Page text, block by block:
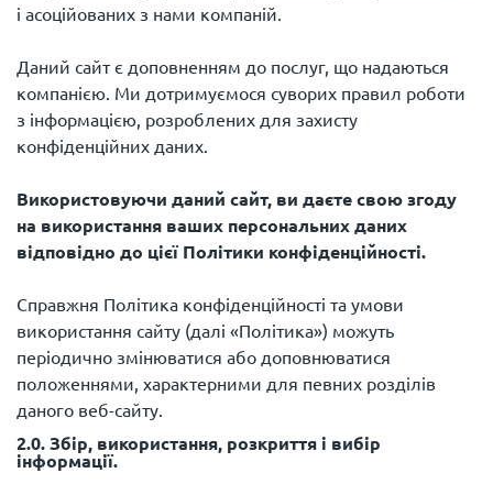
і асоційованих з нами компаній.
Даний сайт є доповненням до послуг, що надаються
компанією. Ми дотримуємося суворих правил роботи
з інформацією, розроблених для захисту
конфіденційних даних.
Використовуючи даний сайт, ви даєте свою згоду
на використання ваших персональних даних
відповідно до цієї Політики конфіденційності.
Справжня Політика конфіденційності та умови
використання сайту (далі «Політика») можуть
періодично змінюватися або доповнюватися
положеннями, характерними для певних розділів
2.0. Збір, використання, розкриття і вибір
інформації.